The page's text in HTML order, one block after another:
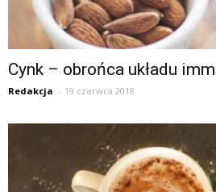
Cynk – obrońca układu
Redakcja - 19 czerwca 2018